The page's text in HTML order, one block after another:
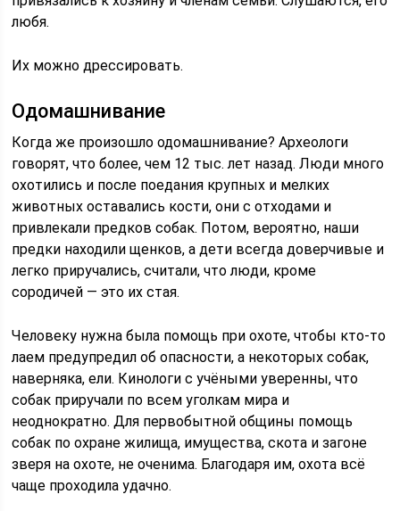
любя.
Их можно дрессировать.
Одомашнивание
Когда же произошло одомашнивание? Археологи
говорят, что более, чем 12 тыс. лет назад. Люди много
охотились и после поедания крупных и мелких
животных оставались кости, они с отходами и
привлекали предков собак. Потом, вероятно, наши
предки находили щенков, а дети всегда доверчивые и
легко приручались, считали, что люди, кроме
сородичей — это их стая.
Человеку нужна была помощь при охоте, чтобы кто-то
лаем предупредил об опасности, а некоторых собак,
наверняка, ели. Кинологи с учёными уверенны, что
собак приручали по всем уголкам мира и
неоднократно. Для первобытной общины помощь
собак по охране жилища, имущества, скота и загоне
зверя на охоте, не оченима. Благодаря им, охота всё
чаще проходила удачно.